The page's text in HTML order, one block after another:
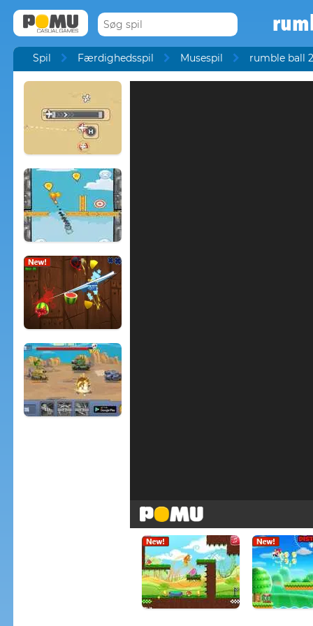
Spil Færdighedsspil Musespil rumble ball 2